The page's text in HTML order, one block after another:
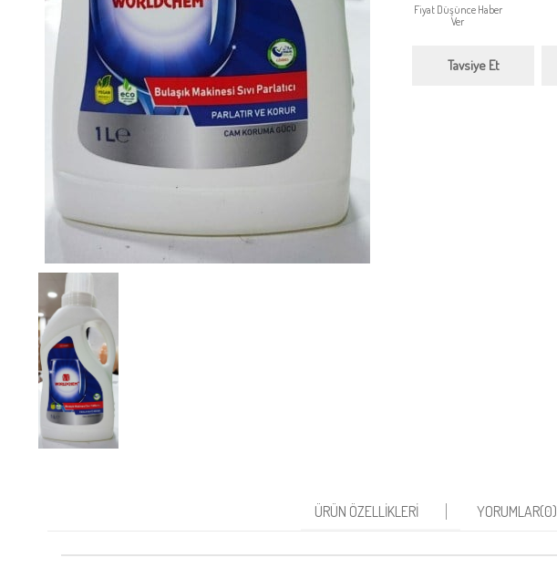
Fiyat Düşünce Haber
Ver
Tavsiye Et
ÜRÜN ÖZELLIKLERI YORUMLAR(0)